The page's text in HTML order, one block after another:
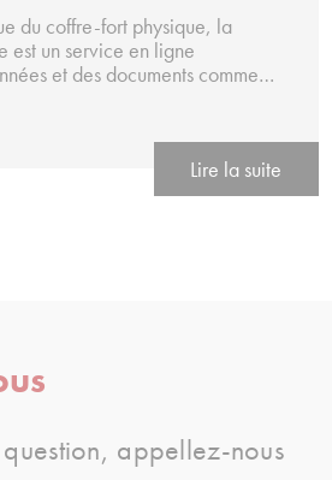
du coffre-fort physique, la
est un service en ligne
et des documents comme…
Lire la suite
appellez-nous